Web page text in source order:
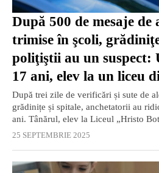
După 500 de mesaje de
trimise în şcoli,
poliţiştii au un suspect:
17 ani, elev la un liceu
După trei zile de verificări și sute de
grădinițe și spitale, anchetatorii au
ani. Tânărul, elev la Liceul „Hristo
25 SEPTEMBRIE 2025